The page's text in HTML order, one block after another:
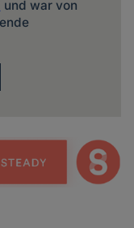
und war von